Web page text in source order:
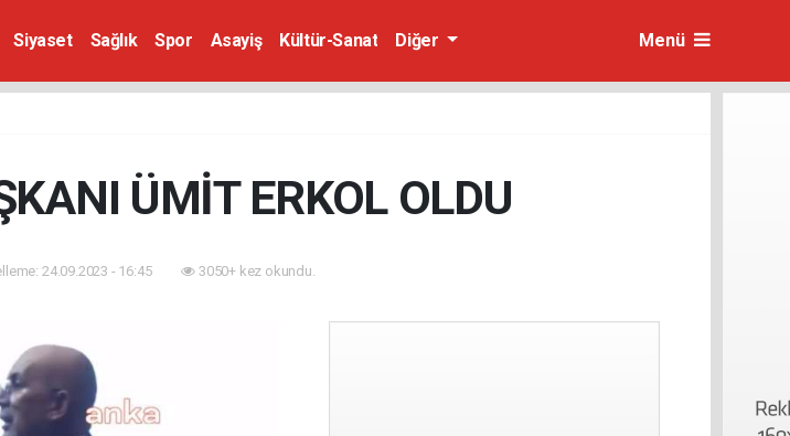
Siyaset Sağlık Spor Asayiş Kültür-Sanat Diğer Menü
ÜMİT ERKOL OLDU
24.09.2023 - 16:45 3050+ kez okundu.